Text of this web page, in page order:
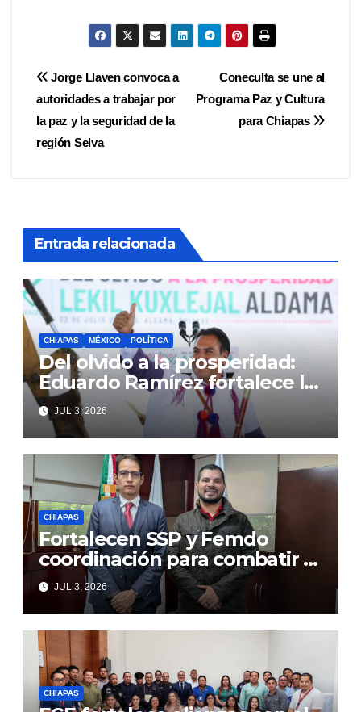
Navegación
de
entradas
Coneculta se une al
Programa Paz y Cultura
para Chiapas
Jorge Llaven convoca a
autoridades a trabajar por
la paz y la seguridad de la
región Selva
Entrada relacionada
CHIAPAS MÉXICO POLÍTICA
Del olvido a la prosperidad:
Eduardo Ramírez fortalece la
transformación de Aldama
con inversión histórica
JUL 3, 2026
CHIAPAS
Fortalecen SSP y Femdo
coordinación para combatir la
delincuencia organizada
JUL 3, 2026
CHIAPAS